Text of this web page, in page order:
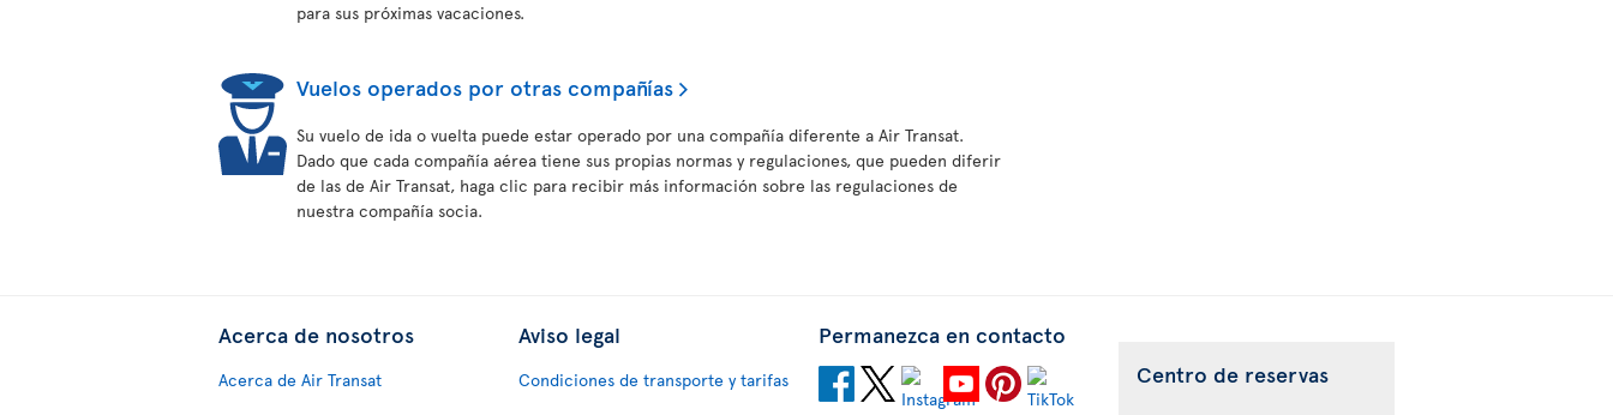
para sus próximas vacaciones.
Vuelos operados por otras compañías
Su vuelo de ida o vuelta puede estar operado por una compañía diferente a Air Transat.
Dado que cada compañía aérea tiene sus propias normas y regulaciones, que pueden diferir
de las de Air Transat, haga clic para recibir más información sobre las regulaciones de
nuestra compañía socia.
Acerca de nosotros
Acerca de Air Transat
Aviso legal
Condiciones de transporte y tarifas
Permanezca en contacto
Centro de reservas